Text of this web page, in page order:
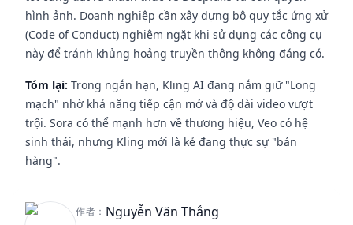
hình ảnh. Doanh nghiệp cần xây dựng bộ quy tắc ứng xử
(Code of Conduct) nghiêm ngặt khi sử dụng các công cụ
này để tránh khủng hoảng truyền thông không đáng có.
Tóm lại: Trong ngắn hạn, Kling AI đang nắm giữ "Long
mạch" nhờ khả năng tiếp cận mở và độ dài video vượt
trội. Sora có thể mạnh hơn về thương hiệu, Veo có hệ
sinh thái, nhưng Kling mới là kẻ đang thực sự "bán
hàng".
作者： Nguyễn Văn Thắng